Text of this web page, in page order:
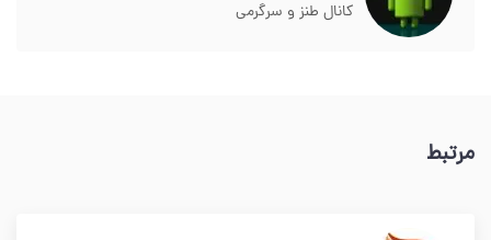
کانال طنز و سرگرمی
مرتبط